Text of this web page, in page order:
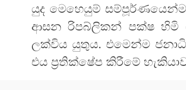
යුද මෙහෙයුම්
ආසන රිපබ්ලිකන් පක්ෂ හිමි
ලක්විය යුතුය. එමෙන්ම
එය ප්‍රතික්ෂේප කිරීමේ